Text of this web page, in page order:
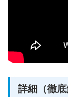
詳細（徹底